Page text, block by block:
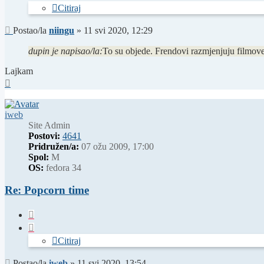
Citiraj
Post
Postao/la niingu » 11 svi 2020, 12:29
dupin je napisao/la:To su objede. Frendovi razmjenjuju
Lajkam
iweb
Site Admin
Postovi: 4641
Pridružen/a: 07 ožu 2009, 17:00
Spol: M
OS: fedora 34
Re: Popcorn time
Citiraj
Citiraj
Post